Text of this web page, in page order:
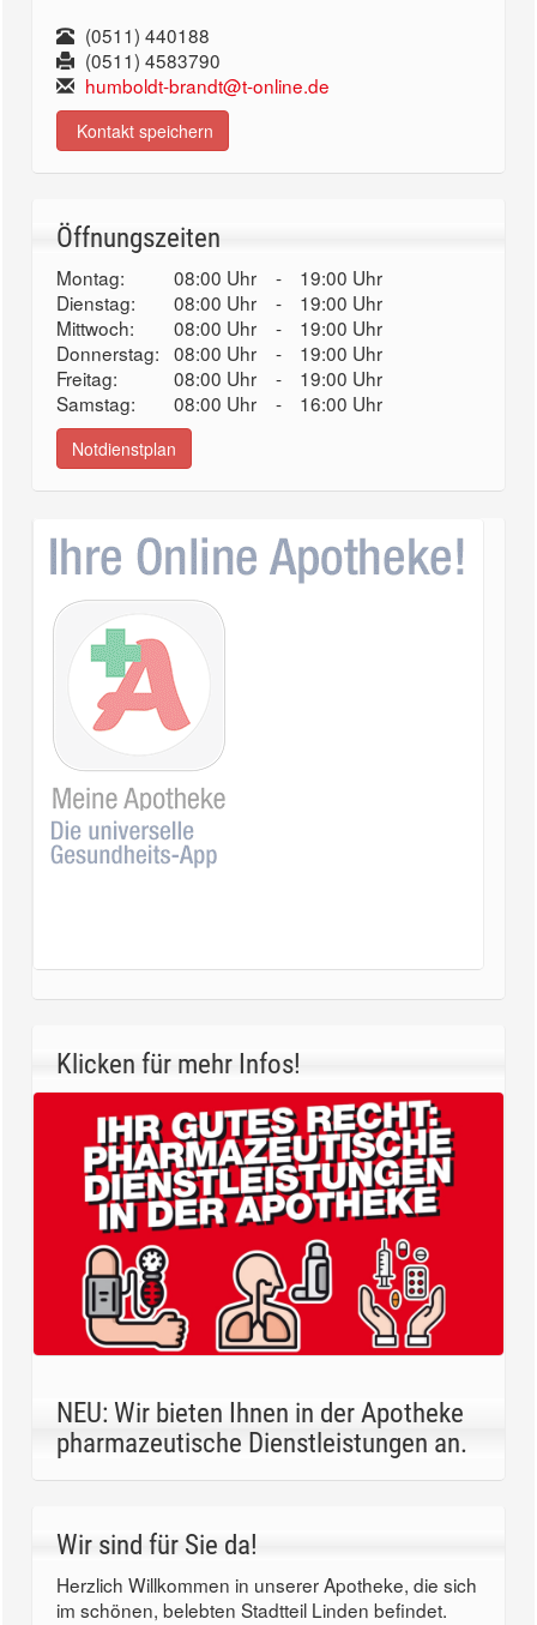
(0511) 440188
(0511) 4583790
humboldt-brandt@t-online.de
Kontakt speichern
Öffnungszeiten
Montag: 08:00 Uhr -
19:00 Uhr
Dienstag:
08:00 Uhr -
19:00 Uhr
Mittwoch:
08:00 Uhr -
19:00 Uhr
Donnerstag: 08:00 Uhr -
19:00 Uhr
Freitag:
08:00 Uhr -
19:00 Uhr
Samstag:
08:00 Uhr - 16:00 Uhr
Notdienstplan
Klicken für mehr Infos!
NEU: Wir bieten Ihnen in der Apotheke
pharmazeutische Dienstleistungen an.
Wir sind für Sie da!
Herzlich Willkommen in unserer Apotheke, die sich
im schönen, belebten Stadtteil Linden befindet.